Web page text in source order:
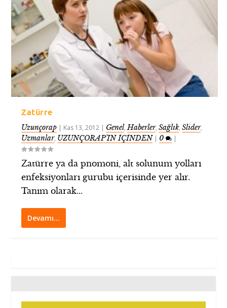
Zatürre
Uzunçorap | Kas 13, 2012 | Genel,Haberler,Sağlık,Slider,
Uzmanlar, UZUNÇORAP’IN İÇİNDEN| 0 |
Zatürre ya da pnomoni, alt solunum yolları
enfeksiyonları gurubu içerisinde yer alır.
Tanım olarak...
Devamı…